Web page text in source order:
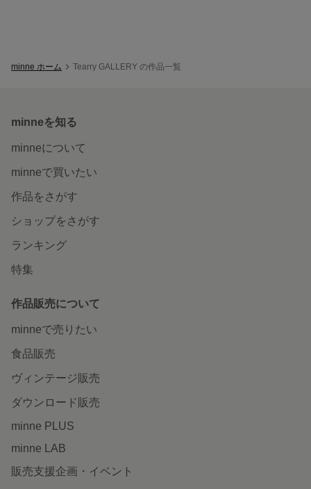
minne ホーム Tearry GALLERY の作品一覧
minneを知る
minneについて
minneで買いたい
作品をさがす
ショップをさがす
ランキング
特集
作品販売について
minneで売りたい
食品販売
ヴィンテージ販売
ダウンロード販売
minne PLUS
minne LAB
販売支援企画・イベント